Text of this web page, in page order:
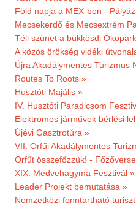
Föld napja a MEX-ben -
Mecsekerdő és Mecsextrém
Téli szünet a bükkösdi
A közös örökség vidéki
Újra Akadálymentes Turizmus
Routes To Roots »
Husztóti Majális »
IV. Husztóti Paradicsom
Elektromos járművek bérlési
Újévi Gasztrotúra »
VII. Orfűi Akadálymentes
Orfűt összefőzzük! -
XIX. Medvehagyma Fesztivál »
Leader Projekt bemutatása »
Nemzetközi fenntartható